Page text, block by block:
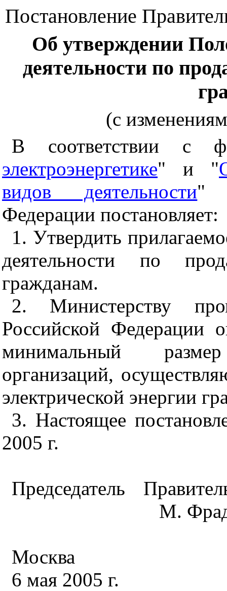
Постановление
Об утверждении
деятельности по
(с
В соответствии с
электроэнергетике" и "
видов деятельности"
Федерации постановляет:
1. Утвердить
деятельности по
гражданам.
2. Министерству
Российской Федерации
минимальный
организаций,
электрической энергии
3. Настоящее
2005 г.
Председатель
М.
Москва
6 мая 2005 г.